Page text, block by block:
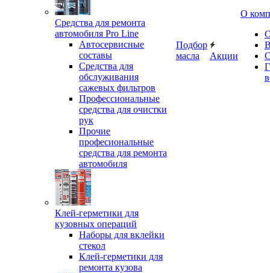
Средства для ремонта
автомобиля Pro Line
Автосервисные
составы
Средства для
обслуживания
сажевых фильтров
Профессиональные
средства для очистки
рук
Прочие
професиональные
средства для ремонта
автомобиля
Клей-герметики для
кузовных операций
Наборы для вклейки
стекол
Клей-герметики для
ремонта кузова
Подбор
масла
Акции
О